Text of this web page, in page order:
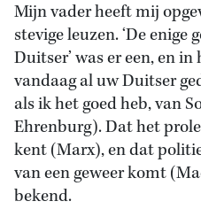
Mijn vader heeft mij
stevige leuzen. ‘De enige
Duitser’ was er een, en
vandaag al uw Duitser
als ik het goed heb, van
Ehrenburg). Dat het
kent (Marx), en dat
van een geweer komt
bekend.